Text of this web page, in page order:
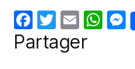
o
o
k
p
p
F
a
T
w
itt
E
m
W
Partager